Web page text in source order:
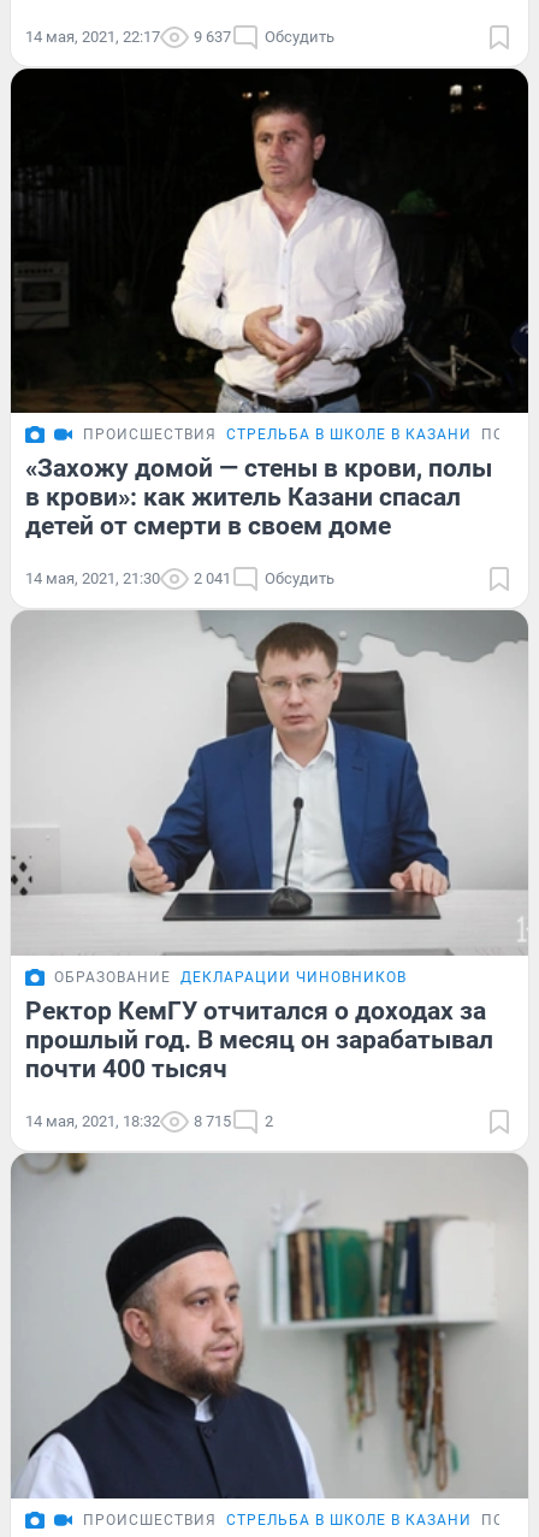
14 мая, 2021, 22:17 9 637 Обсудить
ПРОИСШЕСТВИЯ СТРЕЛЬБА В ШКОЛЕ В КАЗАНИ
«Захожу домой — стены в крови, полы
в крови»: как житель Казани спасал
детей от смерти в своем доме
14 мая, 2021, 21:30 2 041 Обсудить
ОБРАЗОВАНИЕ ДЕКЛАРАЦИИ ЧИНОВНИКОВ
Ректор КемГУ отчитался о доходах за
прошлый год. В месяц он зарабатывал
почти 400 тысяч
14 мая, 2021, 18:32 8 715 2
ПРОИСШЕСТВИЯ СТРЕЛЬБА В ШКОЛЕ В КАЗАНИ